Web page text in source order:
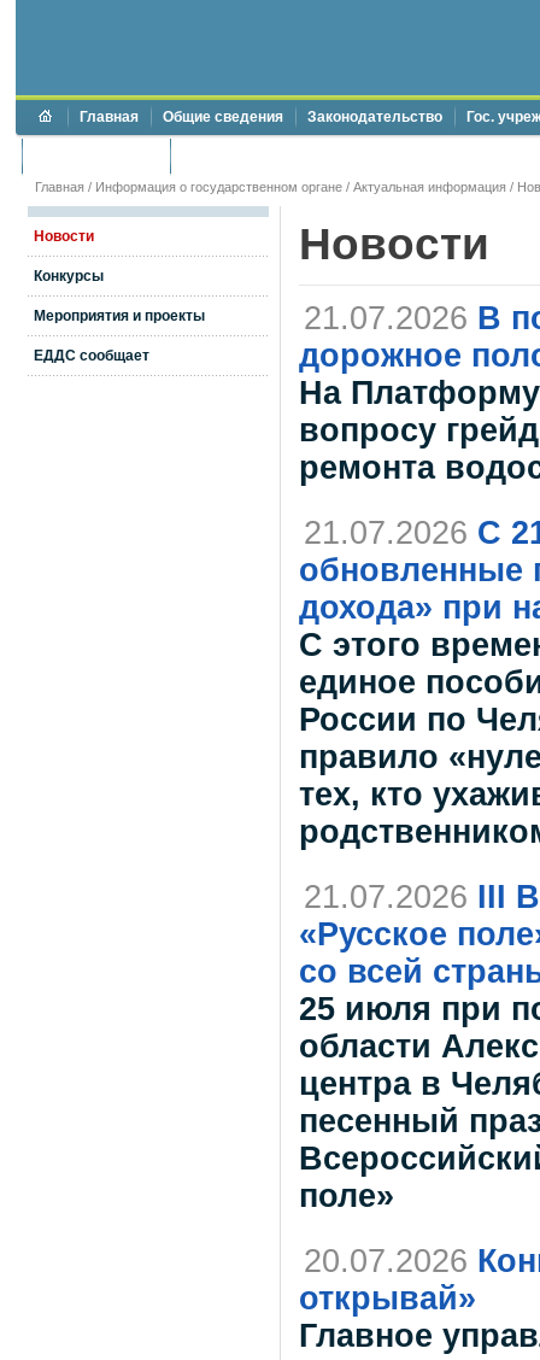
Главная Общие сведения Законодательство Гос.
Главная / Информация о государственном органе / Актуальная информация /
Новости
Конкурсы
Мероприятия и проекты
ЕДДС сообщает
Новости
21.07.2026 В
дорожное
На Платформу
вопросу
ремонта
21.07.2026 С
обновленные
дохода» при
С этого
единое
России по
правило
тех, кто
21.07.2026 III
«Русское
со всей
25 июля при
области
центра в
песенный
поле»
20.07.2026
открывай»
Главное